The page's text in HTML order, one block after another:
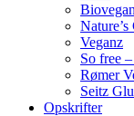
Veganz
So free
Rømer
Seitz
Opskrifter